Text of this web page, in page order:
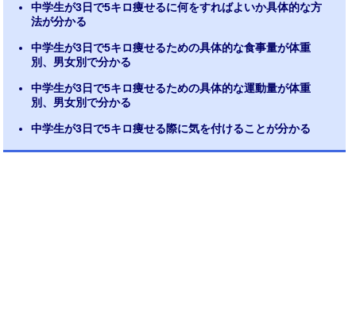
中学生が3日で5キロ痩せるに何をすればよいか具体的な方
法が分かる
中学生が3日で5キロ痩せるための具体的な食事量が体重
別、男女別で分かる
中学生が3日で5キロ痩せるための具体的な運動量が体重
別、男女別で分かる
中学生が3日で5キロ痩せる際に気を付けることが分かる